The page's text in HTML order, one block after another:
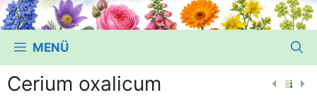
MENÜ
Cerium oxalicum